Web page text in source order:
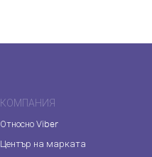
КОМПАНИЯ
Относно Viber
Център на марката